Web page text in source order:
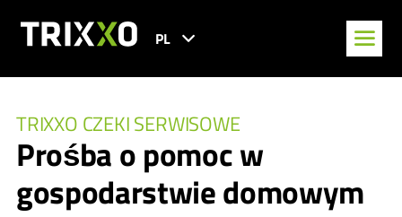
PL
TRIXXO CZEKI SERWISOWE
Prośba o pomoc w
gospodarstwie domowym